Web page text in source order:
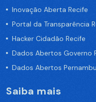
Inovação Aberta Recife
Portal da Transparência
Hacker Cidadão Recife
Dados Abertos Governo
Dados Abertos
Saiba mais